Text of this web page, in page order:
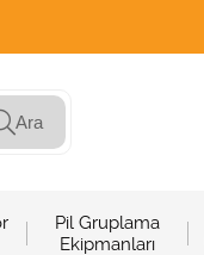
Ara
Pil Gruplama
Ekipmanları